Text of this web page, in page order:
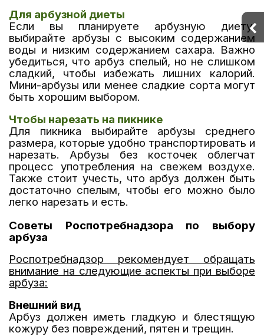
Для арбузной диеты
Если вы планируете арбузную диету,
выбирайте арбузы с высоким содержанием
воды и низким содержанием сахара. Важно
убедиться, что арбуз спелый, но не слишком
сладкий, чтобы избежать лишних калорий.
Мини-арбузы или менее сладкие сорта могут
быть хорошим выбором.
Чтобы нарезать на пикнике
Для пикника выбирайте арбузы среднего
размера, которые удобно транспортировать и
нарезать. Арбузы без косточек облегчат
процесс употребления на свежем воздухе.
Также стоит учесть, что арбуз должен быть
достаточно спелым, чтобы его можно было
легко нарезать и есть.
Советы Роспотребнадзора по выбору
арбуза
Роспотребнадзор рекомендует обращать
внимание на следующие аспекты при выборе
арбуза:
Внешний вид
Арбуз должен иметь гладкую и блестящую
кожуру без повреждений, пятен и трещин.